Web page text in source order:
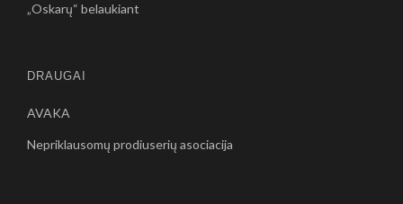
„Oskarų“ belaukiant
DRAUGAI
AVAKA
Nepriklausomų prodiuserių asociacija